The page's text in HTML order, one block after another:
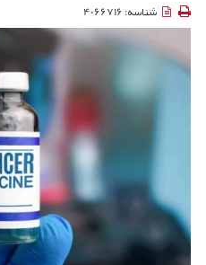
شناسه: 4066716